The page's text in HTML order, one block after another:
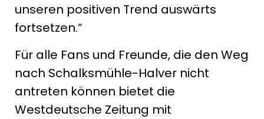
unseren positiven Trend auswärts
fortsetzen.“
Für alle Fans und Freunde, die den Weg
nach Schalksmühle-Halver nicht
antreten können bietet die
Westdeutsche Zeitung mit